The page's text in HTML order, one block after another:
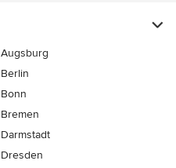
Augsburg
Berlin
Bonn
Bremen
Darmstadt
Dresden